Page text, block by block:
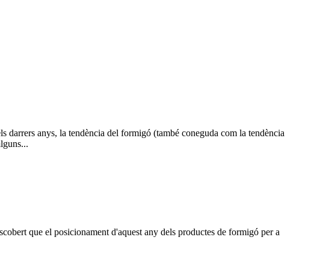
anys, la tendència del formigó (també coneguda com la tendència
que el posicionament d'aquest any dels productes de formigó per a